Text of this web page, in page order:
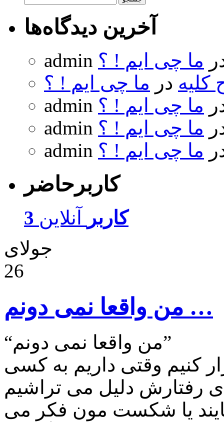
آخرین دیدگاه‌ها
admin ما چی ایم ! ؟
کلیه در ما چی ایم ! ؟
admin ما چی ایم ! ؟
admin ما چی ایم ! ؟
admin ما چی ایم ! ؟
کاربرحاضر
3 کاربر
آنلاین
جولای
26
من واقعا نمی دونم …
“من واقعا نمی دونم”
کنیم وقتی داریم به کسی
یا شکست مون فکر می